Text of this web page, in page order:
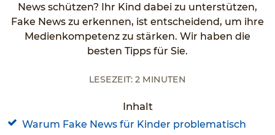
News schützen? Ihr Kind dabei zu unterstützen,
Fake News zu erkennen, ist entscheidend, um ihre
Medienkompetenz zu stärken. Wir haben die
besten Tipps für Sie.
Lesezeit: 2 Minuten
Inhalt
Warum Fake News für Kinder problematisch